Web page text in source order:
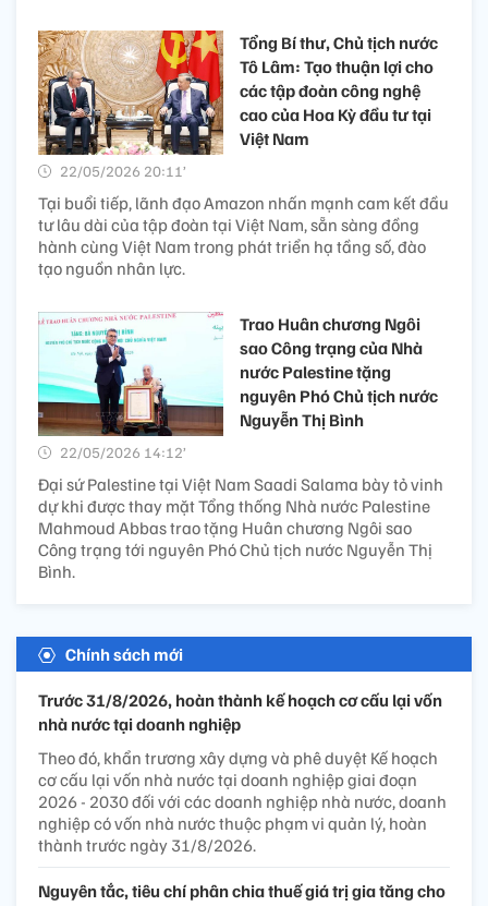
Tổng Bí thư, Chủ tịch nước
Tô Lâm: Tạo thuận lợi cho
các tập đoàn công nghệ
cao của Hoa Kỳ đầu tư tại
Việt Nam
22/05/2026 20:11’
Tại buổi tiếp, lãnh đạo Amazon nhấn mạnh cam kết đầu
tư lâu dài của tập đoàn tại Việt Nam, sẵn sàng đồng
hành cùng Việt Nam trong phát triển hạ tầng số, đào
tạo nguồn nhân lực.
Trao Huân chương Ngôi
sao Công trạng của Nhà
nước Palestine tặng
nguyên Phó Chủ tịch nước
Nguyễn Thị Bình
22/05/2026 14:12’
Đại sứ Palestine tại Việt Nam Saadi Salama bày tỏ vinh
dự khi được thay mặt Tổng thống Nhà nước Palestine
Mahmoud Abbas trao tặng Huân chương Ngôi sao
Công trạng tới nguyên Phó Chủ tịch nước Nguyễn Thị
Bình.
Chính sách mới
Trước 31/8/2026, hoàn thành kế hoạch cơ cấu lại vốn
nhà nước tại doanh nghiệp
Theo đó, khẩn trương xây dựng và phê duyệt Kế hoạch
cơ cấu lại vốn nhà nước tại doanh nghiệp giai đoạn
2026 - 2030 đối với các doanh nghiệp nhà nước, doanh
nghiệp có vốn nhà nước thuộc phạm vi quản lý, hoàn
thành trước ngày 31/8/2026.
Nguyên tắc, tiêu chí phân chia thuế giá trị gia tăng cho